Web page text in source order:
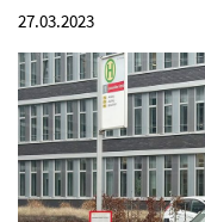
27.03.2023